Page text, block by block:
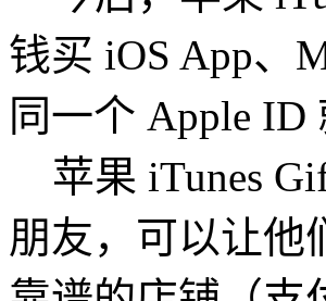
钱买 iOS App、
同一个 Apple ID
苹果 iTunes
朋友，可以让他